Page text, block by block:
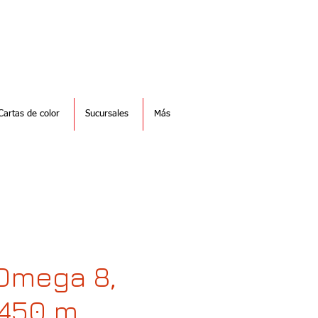
de color Sucursales Más
8,
m